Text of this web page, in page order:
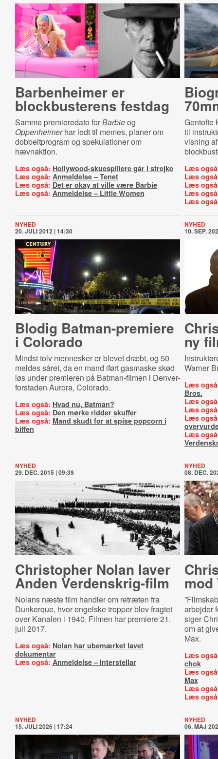
Barbenheimer er
blockbusterens festdag
Samme premieredato forBarbieog
Oppenheimerhar ledt til memes, planer om
dobbeltprogram og spekulationer om
hævnaktion.
Læs også: Hollywood-skuespillere går i strejke
Læs også: Anmeldelse – Tenet
Læs også: Det er okay at ville være Barbie
Læs også: Anmeldelse – Little Women
Gentofte
til
visning
Læs
Læs
Læs
Læs
Læs
NYHED
20. JULI 2012 | 14:30
Blodig Bat­man-​premiere
i Colorado
Mindst tolv mennesker er blevet dræbt, og 50
meldes såret, da en mand iført gasmaske skød
løs under premieren på Batman-filmen i Denver-
forstaden Aurora, Colorado.
Læs også: Hvad nu, Batman?
Læs også: Den mørke ridder skuffer
Læs også: Mand skudt for at spise popcorn i
biffen
NYHED
10. SEP.
ny
Warner
Læs
Bros.
Læs
Læs
Læs
Læs
NYHED
29. DEC. 2015 | 09:39
Christopher Nolan laver
Anden Ver­denskrig-​film
Nolans næste film handler om retræten fra
Dunkerque, hvor engelske tropper blev fragtet
over Kanalen i 1940. Filmen har premiere 21.
juli 2017.
Læs også: Nolan har ubemærket lavet
dokumentar
Læs også: Anmeldelse – Interstellar
NYHED
08. DEC.
mod
arbejder
siger
om at
Max.
Læs
chok
Læs
Max
Læs
Læs
NYHED
15. JULI 2026 | 17:24
NYHED
06. MAJ